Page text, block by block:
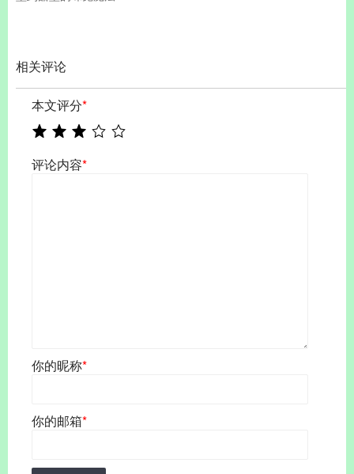
相关评论
本文评分*
评论内容*
你的昵称*
你的邮箱*